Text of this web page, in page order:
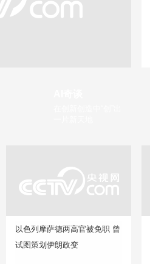
以色列摩萨德两高官被免职 曾
试图策划伊朗政变